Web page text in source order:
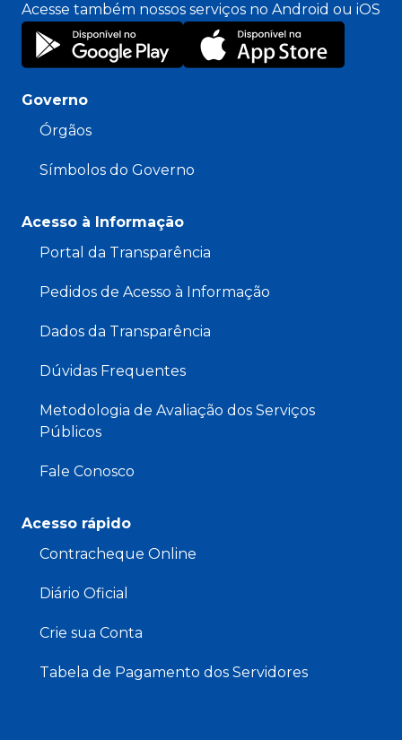
Acesse também nossos serviços no Android ou iOS
Governo
Órgãos
Símbolos do Governo
Acesso à Informação
Portal da Transparência
Pedidos de Acesso à Informação
Dados da Transparência
Dúvidas Frequentes
Metodologia de Avaliação dos Serviços
Públicos
Fale Conosco
Acesso rápido
Contracheque Online
Diário Oficial
Crie sua Conta
Tabela de Pagamento dos Servidores